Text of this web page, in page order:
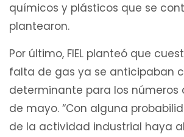
químicos y plásticos que se
plantearon.
Por último, FIEL planteó que
falta de gas ya se anticipaban
determinante para los números
de mayo. “Con alguna
de la actividad industrial haya